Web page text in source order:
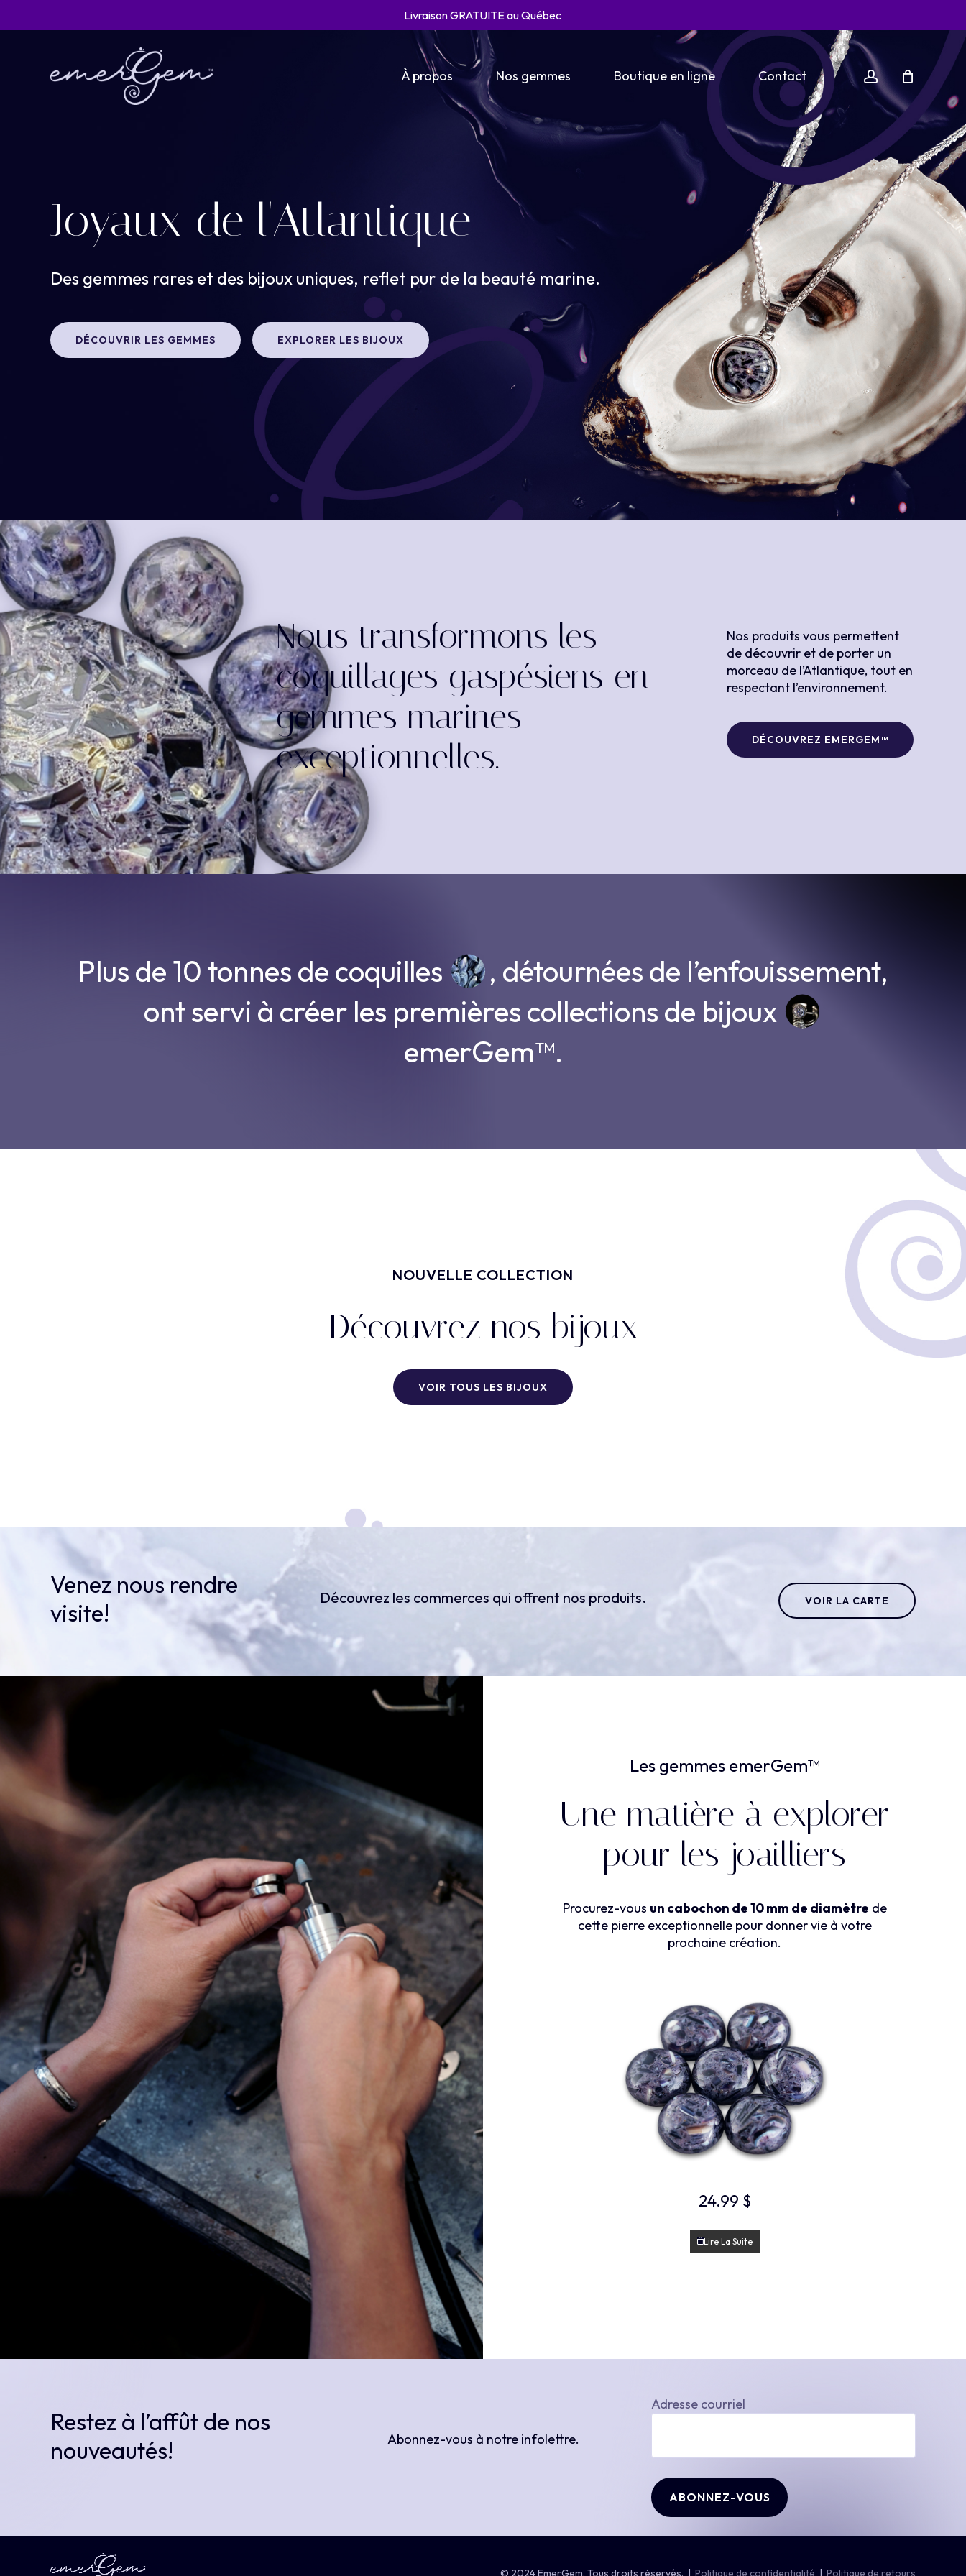
Livraison GRATUITE au Québec
À propos Nos gemmes Boutique en ligne Contact account
Votre panier est vide.
Joyaux de l'Atlantique
Des gemmes rares et des bijoux uniques, reflet pur de la beauté marine.
DÉCOUVRIR LES GEMMES EXPLORER LES BIJOUX
Nous transformons les
coquillages gaspésiens en
gemmes marines
exceptionnelles.
Nos produits vous permettent
de découvrir et de porter un
morceau de l’Atlantique, tout en
respectant l’environnement.
DÉCOUVREZ EMERGEM™
Plus de 10 tonnes de coquilles
, détournées de l’enfouissement,
ont servi à créer les premières collections de bijoux
emerGem™.
NOUVELLE COLLECTION
Découvrez nos bijoux
VOIR TOUS LES BIJOUX
Venez nous rendre
visite!
Découvrez les commerces qui offrent nos produits. VOIR LA CARTE
Les gemmes emerGem™
Une matière à explorer
pour les joailliers
Procurez-vous un cabochon de 10 mm de diamètre de
cette pierre exceptionnelle pour donner vie à votre
prochaine création.
24.99 $
Lire La Suite
Restez à l’affût de nos
nouveautés!
Abonnez-vous à notre infolettre.
Adresse courriel